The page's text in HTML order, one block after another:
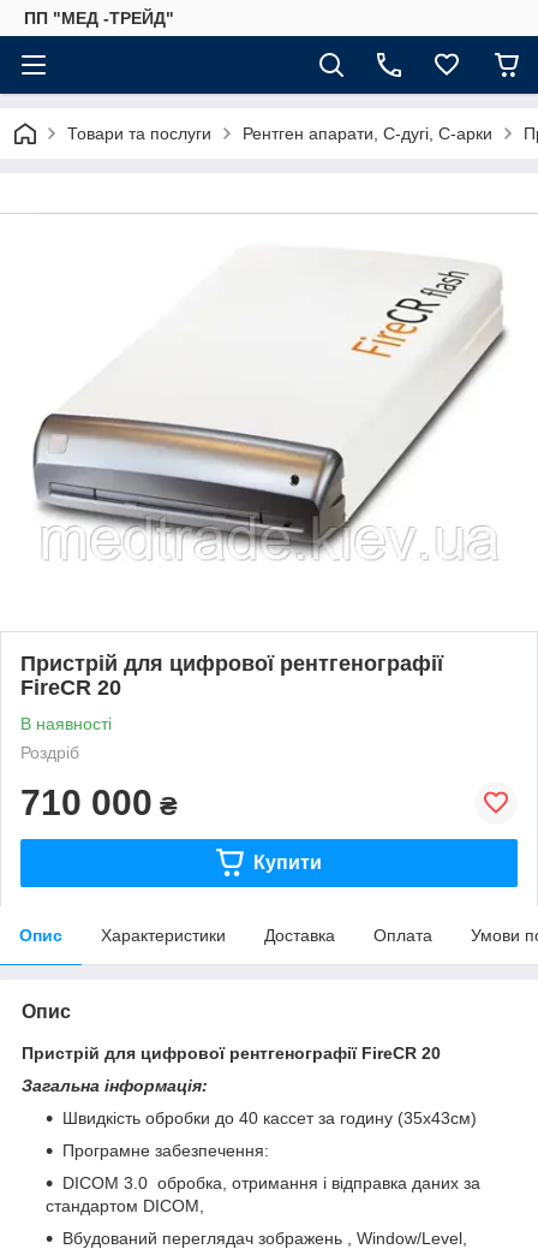
ПП "МЕД -ТРЕЙД"
Товари та послуги Рентген апарати, С-дугі, С-арки
Пристрій для цифрової рентгенографії
FireCR 20
В наявності
Роздріб
710 000 ₴
Купити
Опис Характеристики Доставка Оплата Умови
Опис
Пристрій для цифрової рентгенографії FireCR 20
Загальна інформація:
Швидкість обробки до 40 кассет за годину (35х43см)
Програмне забезпечення:
DICOM 3.0 обробка, отримання і відправка даних за
стандартом DICOM,
Вбудований переглядач зображень , Window/Level,